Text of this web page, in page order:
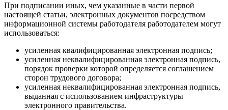
При подписании иных, чем указанные в части первой
настоящей статьи, электронных документов посредством
информационной системы работодателя работодателем могут
использоваться:
усиленная квалифицированная электронная подпись;
усиленная неквалифицированная электронная подпись,
порядок проверки которой определяется соглашением
сторон трудового договора;
усиленная неквалифицированная электронная подпись,
выданная с использованием инфраструктуры
электронного правительства.